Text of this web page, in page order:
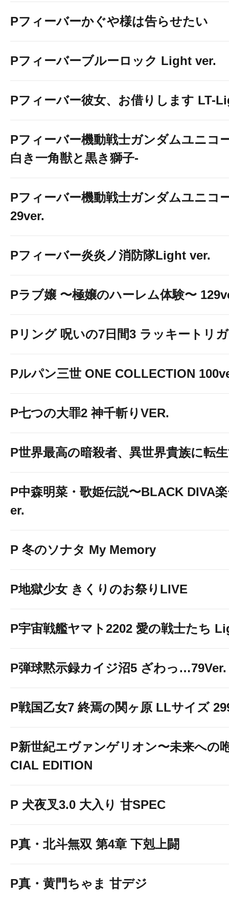
Pフィーバーかぐや様は告らせたい
Pフィーバーブルーロック Light ver.
Pフィーバー彼女、お借りします LT-
Pフィーバー機動戦士ガンダムユニコ
白き一角獣と黒き獅子-
Pフィーバー機動戦士ガンダムユニコ
29ver.
Pフィーバー炎炎ノ消防隊Light ver.
Pラブ嬢 〜極嬢のハーレム体験〜
Pリング 呪いの7日間3 ラッキートリ
Pルパン三世 ONE COLLECTION
P七つの大罪2 神千斬りVER.
P世界最高の暗殺者、異世界貴族に転
P中森明菜・歌姫伝説〜BLACK DIVA
er.
P 冬のソナタ My Memory
P地獄少女 きくりのお祭りLIVE
P宇宙戦艦ヤマト2202 愛の戦士たち
P弾球黙示録カイジ沼5 ざわっ…79Ver.
P戦国乙女7 終焉の関ヶ原 LLサイズ
P新世紀エヴァンゲリオン〜未来への
CIAL EDITION
P 犬夜叉3.0 大入り 甘SPEC
P真・北斗無双 第4章 下剋上闘
P真・黄門ちゃま 甘デジ